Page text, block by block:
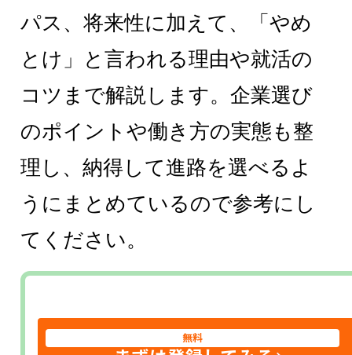
パス、将来性に加えて、「やめ
とけ」と言われる理由や就活の
コツまで解説します。企業選び
のポイントや働き方の実態も整
理し、納得して進路を選べるよ
うにまとめているので参考にし
てください。
無料